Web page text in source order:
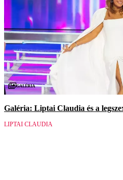
Galéria
Galéria: Liptai Claudia és a
LIPTAI CLAUDIA